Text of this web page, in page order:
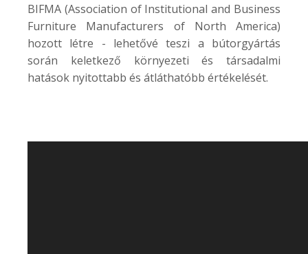
BIFMA (Association of Institutional and Business
Furniture Manufacturers of North America)
hozott létre - lehetővé teszi a bútorgyártás
során keletkező környezeti és társadalmi
hatások nyitottabb és átláthatóbb értékelését.